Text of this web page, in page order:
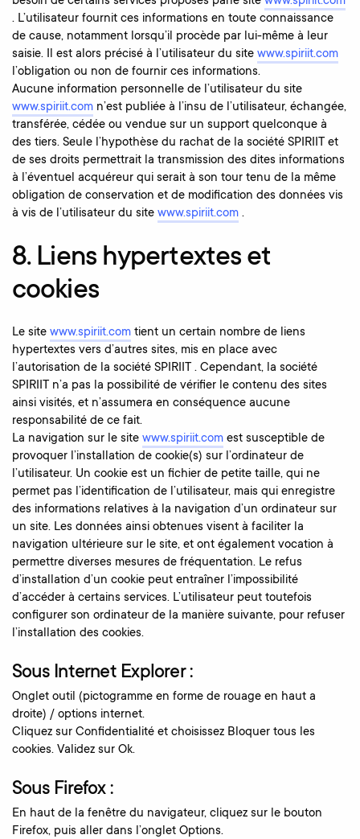
. L’utilisateur fournit ces informations en toute connaissance
de cause, notamment lorsqu’il procède par lui-même à leur
saisie. Il est alors précisé à l’utilisateur du site www.spiriit.com
l’obligation ou non de fournir ces informations.
Aucune information personnelle de l’utilisateur du site
www.spiriit.com n’est publiée à l’insu de l’utilisateur, échangée,
transférée, cédée ou vendue sur un support quelconque à
des tiers. Seule l’hypothèse du rachat de la société SPIRIIT et
de ses droits permettrait la transmission des dites informations
à l’éventuel acquéreur qui serait à son tour tenu de la même
obligation de conservation et de modification des données vis
à vis de l’utilisateur du site www.spiriit.com .
8. Liens hypertextes et
cookies
Le site www.spiriit.com tient un certain nombre de liens
hypertextes vers d’autres sites, mis en place avec
l’autorisation de la société SPIRIIT . Cependant, la société
SPIRIIT n’a pas la possibilité de vérifier le contenu des sites
ainsi visités, et n’assumera en conséquence aucune
responsabilité de ce fait.
La navigation sur le site www.spiriit.com est susceptible de
provoquer l’installation de cookie(s) sur l’ordinateur de
l’utilisateur. Un cookie est un fichier de petite taille, qui ne
permet pas l’identification de l’utilisateur, mais qui enregistre
des informations relatives à la navigation d’un ordinateur sur
un site. Les données ainsi obtenues visent à faciliter la
navigation ultérieure sur le site, et ont également vocation à
permettre diverses mesures de fréquentation. Le refus
d’installation d’un cookie peut entraîner l’impossibilité
d’accéder à certains services. L’utilisateur peut toutefois
configurer son ordinateur de la manière suivante, pour refuser
l’installation des cookies.
Sous Internet Explorer :
Onglet outil (pictogramme en forme de rouage en haut a
droite) / options internet.
Cliquez sur Confidentialité et choisissez Bloquer tous les
cookies. Validez sur Ok.
Sous Firefox :
En haut de la fenêtre du navigateur, cliquez sur le bouton
Firefox, puis aller dans l’onglet Options.